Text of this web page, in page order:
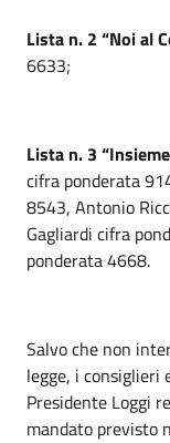
Lista n. 2 “Noi al
6633;
Lista n. 3
cifra ponderata
8543, Antonio
Gagliardi cifra
ponderata 4668.
Salvo che non
legge, i
Presidente Loggi
mandato previsto